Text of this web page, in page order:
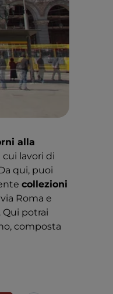
alla
cui lavori di
qui, puoi
collezioni
Roma e
. Qui potrai
composta